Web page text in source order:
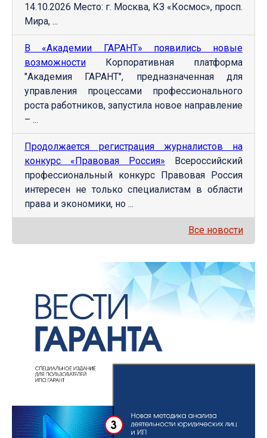
14.10.2026 Место: г. Москва, КЗ «Космос», просп.
Мира, ...
В «Академии ГАРАНТ» появились новые
возможности Корпоративная платформа
"Академия ГАРАНТ", предназначенная для
управления процессами профессионального
роста работников, запустила новое направление
– ...
Продолжается регистрация журналистов на
конкурс «Правовая Россия» Всероссийский
профессиональный конкурс Правовая Россия
интересен не только специалистам в области
права и экономики, но ...
Все новости